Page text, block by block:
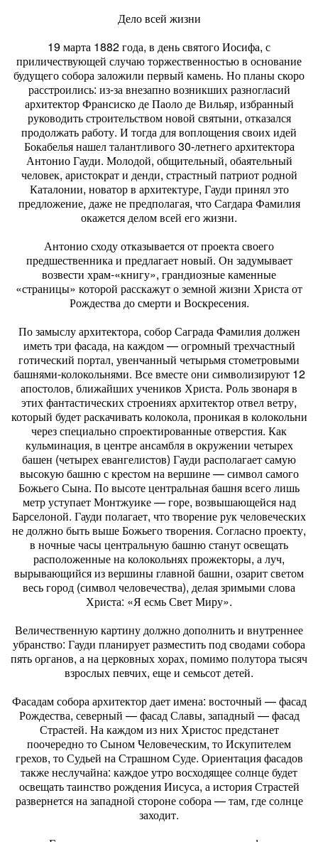
Дело всей жизни
19 марта 1882 года, в день святого Иосифа, с
приличествующей случаю торжественностью в основание
будущего собора заложили первый камень. Но планы скоро
расстроились: из-за внезапно возникших разногласий
архитектор Франсиско де Паоло де Вильяр, избранный
руководить строительством новой святыни, отказался
продолжать работу. И тогда для воплощения своих идей
Бокабелья нашел талантливого 30-летнего архитектора
Антонио Гауди. Молодой, общительный, обаятельный
человек, аристократ и денди, страстный патриот родной
Каталонии, новатор в архитектуре, Гауди принял это
предложение, даже не предполагая, что Сагдара Фамилия
окажется делом всей его жизни.
Антонио сходу отказывается от проекта своего
предшественника и предлагает новый. Он задумывает
возвести храм-«книгу», грандиозные каменные
«страницы» которой расскажут о земной жизни Христа от
Рождества до смерти и Воскресения.
По замыслу архитектора, собор Саграда Фамилия должен
иметь три фасада, на каждом — огромный трехчастный
готический портал, увенчанный четырьмя стометровыми
башнями-колокольнями. Все вместе они символизируют 12
апостолов, ближайших учеников Христа. Роль звонаря в
этих фантастических строениях архитектор отвел ветру,
который будет раскачивать колокола, проникая в колокольни
через специально спроектированные отверстия. Как
кульминация, в центре ансамбля в окружении четырех
башен (четырех евангелистов) Гауди располагает самую
высокую башню с крестом на вершине — символ самого
Божьего Сына. По высоте центральная башня всего лишь
метр уступает Монтжуике — горе, возвышающейся над
Барселоной. Гауди полагает, что творение рук человеческих
не должно быть выше Божьего творения. Согласно проекту,
в ночные часы центральную башню станут освещать
расположенные на колокольнях прожекторы, а луч,
вырывающийся из вершины главной башни, озарит светом
весь город (символ человечества), делая зримыми слова
Христа: «Я есмь Свет Миру».
Величественную картину должно дополнить и внутреннее
убранство: Гауди планирует разместить под сводами собора
пять органов, а на церковных хорах, помимо полутора тысяч
взрослых певчих, еще и семьсот детей.
Фасадам собора архитектор дает имена: восточный — фасад
Рождества, северный — фасад Славы, западный — фасад
Страстей. На каждом из них Христос предстанет
поочередно то Сыном Человеческим, то Искупителем
грехов, то Судьей на Страшном Суде. Ориентация фасадов
также неслучайна: каждое утро восходящее солнце будет
освещать таинство рождения Иисуса, а история Страстей
развернется на западной стороне собора — там, где солнце
заходит.